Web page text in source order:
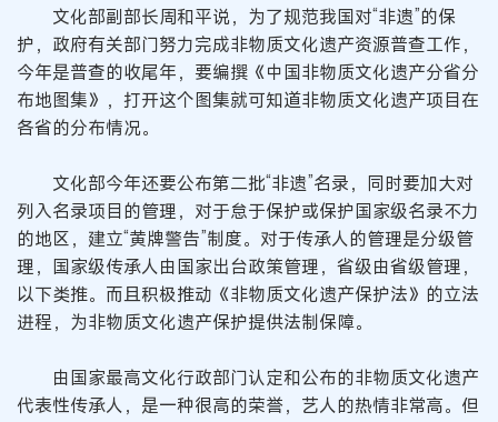
文化部副部长周和平说，为了规范我国对“非遗”的保
护，政府有关部门努力完成非物质文化遗产资源普查工作，
今年是普查的收尾年，要编撰《中国非物质文化遗产分省分
布地图集》，打开这个图集就可知道非物质文化遗产项目在
各省的分布情况。
文化部今年还要公布第二批“非遗”名录，同时要加大对
列入名录项目的管理，对于怠于保护或保护国家级名录不力
的地区，建立“黄牌警告”制度。对于传承人的管理是分级管
理，国家级传承人由国家出台政策管理，省级由省级管理，
以下类推。而且积极推动《非物质文化遗产保护法》的立法
进程，为非物质文化遗产保护提供法制保障。
由国家最高文化行政部门认定和公布的非物质文化遗产
代表性传承人，是一种很高的荣誉，艺人的热情非常高。但